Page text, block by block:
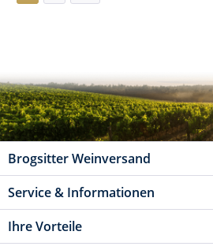
Brogsitter Weinversand
Service & Informationen
Ihre Vorteile